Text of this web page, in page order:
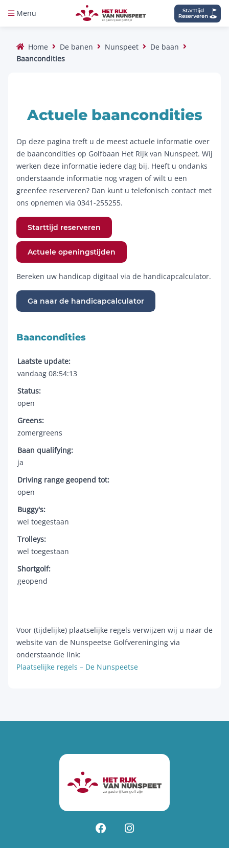
Menu
Home De banen Nunspeet
De baan
Baancondities
Actuele baancondities
Op deze pagina treft u de meest actuele informatie over
de baancondities op Golfbaan Het Rijk van Nunspeet. Wij
werken deze informatie iedere dag bij. Heeft u ondanks
onderstaande informatie nog vragen of wilt u een
greenfee reserveren? Dan kunt u telefonisch contact met
ons opnemen via 0341-255255.
Starttijd reserveren
Actuele openingstijden
Bereken uw handicap digitaal via de handicapcalculator.
Ga naar de handicapcalculator
Baancondities
Laatste update:
vandaag 08:54:13
Status:
open
Greens:
zomergreens
Baan qualifying:
ja
Driving range geopend tot:
open
Buggy's:
wel toegestaan
Trolleys:
wel toegestaan
Shortgolf:
geopend
Voor (tijdelijke) plaatselijke regels verwijzen wij u naar de
website van de Nunspeetse Golfvereninging via
onderstaande link:
Plaatselijke regels – De Nunspeetse